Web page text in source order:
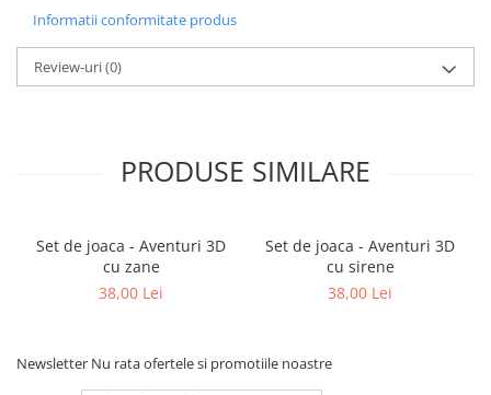
Informatii conformitate produs
Review-uri(0)
PRODUSE SIMILARE
Set de joaca - Aventuri 3D
cu zane
38,00 Lei
Set de joaca - Aventuri 3D
cu sirene
38,00 Lei
Newsletter Nu rata ofertele si promotiile noastre